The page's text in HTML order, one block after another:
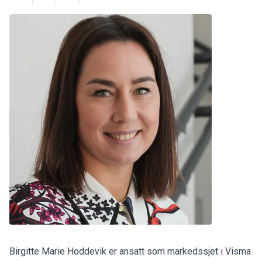
Birgitte Marie Hoddevik er ansatt som markedssjet i Visma